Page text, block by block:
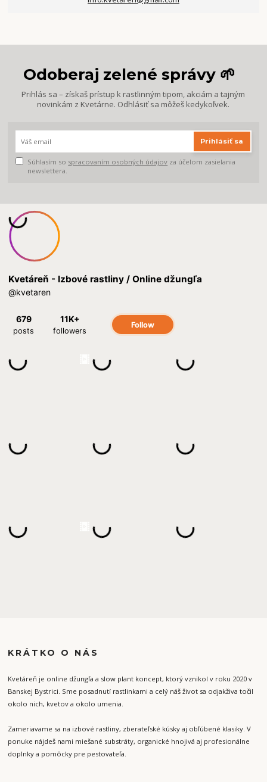
Odoberaj zelené správy 🌱
Prihlás sa – získaš prístup k rastlinným tipom, akciám a tajným
novinkám z Kvetárne. Odhlásiť sa môžeš kedykoľvek.
Prihlásiť sa
Súhlasím so spracovaním osobných údajov za účelom zasielania
newslettera.
KRÁTKO O NÁS
Kvetáreň je online džungľa a slow plant koncept, ktorý vznikol v roku 2020 v
Banskej Bystrici. Sme posadnutí rastlinkami a celý náš život sa odjakživa točil
okolo nich, kvetov a okolo umenia.
Zameriavame sa na izbové rastliny, zberateľské kúsky aj obľúbené klasiky. V
ponuke nájdeš nami miešané substráty, organické hnojivá aj profesionálne
doplnky a pomôcky pre pestovateľa.